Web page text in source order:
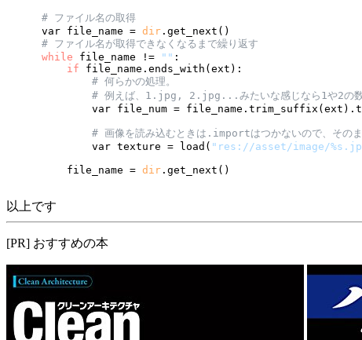
# ファイル名の取得
    var file_name =
dir .get_next()
# ファイル名が取得できなくなるまで繰り返す
while file_name != "" :
if file_name.ends_with(ext):
# 何らかの処理。
# 例えば、1.jpg, 2.jpg...みたいな感じなら1や2の数
var file_num =
# 画像を読み込むときは.importはつかないので、そのま
            var texture = load(
"res://asset/image/
        file_name =
dir
以上です
[PR] おすすめの本